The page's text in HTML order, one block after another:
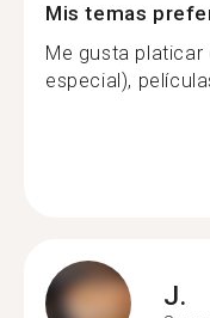
Mis temas
Me gusta
especial),
J.